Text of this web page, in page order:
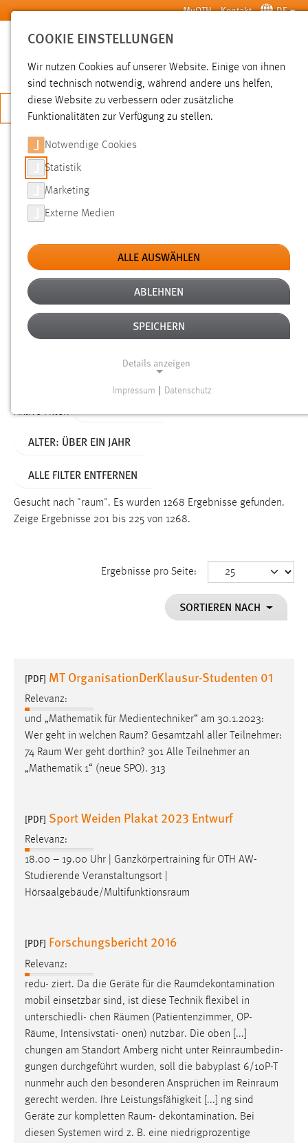
Zum Hauptinhalt springen MyOTH Kontakt DE
SUCHE
JETZT BEWERBEN
SUCHE
FILTER
Typ
Erstellungsdatum
Alter
Aktive Filter:
ALTER: ÜBER EIN JAHR
ALLE FILTER ENTFERNEN
Gesucht nach "raum". Es wurden 1268 Ergebnisse gefunden.
Zeige Ergebnisse 201 bis 225 von 1268.
Ergebnisse pro Seite:
SORTIEREN NACH
[PDF] MT OrganisationDerKlausur-Studenten 01
Relevanz:
und „Mathematik für Medientechniker“ am 30.1.2023:
Wer geht in welchen Raum? Gesamtzahl aller Teilnehmer:
74 Raum Wer geht dorthin? 301 Alle Teilnehmer an
„Mathematik 1“ (neue SPO). 313
[PDF] Sport Weiden Plakat 2023 Entwurf
Relevanz:
18.00 – 19.00 Uhr | Ganzkörpertraining für OTH AW-
Studierende Veranstaltungsort |
Hörsaalgebäude/Multifunktionsraum
[PDF] Forschungsbericht 2016
Relevanz:
redu- ziert. Da die Geräte für die Raumdekontamination
mobil einsetzbar sind, ist diese Technik flexibel in
unterschiedli- chen Räumen (Patientenzimmer, OP-
Räume, Intensivstati- onen) nutzbar. Die oben [...]
chungen am Standort Amberg nicht unter Reinraumbedin-
gungen durchgeführt wurden, soll die babyplast 6/10P-T
nunmehr auch den besonderen Ansprüchen im Reinraum
gerecht werden. Ihre Leistungsfähigkeit [...] ng sind
Geräte zur kompletten Raum- dekontamination. Bei
diesen Systemen wird z. B. eine niedrigprozentige
COOKIE EINSTELLUNGEN
Wir nutzen Cookies auf unserer Website. Einige von ihnen
sind technisch notwendig, während andere uns helfen,
diese Website zu verbessern oder zusätzliche
Funktionalitäten zur Verfügung zu stellen.
Notwendige Cookies
Statistik
Marketing
Externe Medien
ALLE AUSWÄHLEN
ABLEHNEN
SPEICHERN
Details anzeigen
Funktionen und sind für die einwandfreie Funktion der
Name:
Dieser Cookie speichert die ausgewählten Einverständnis-
Performance
Name:
staticfilecache
Zweck:
Für performante Seitenauslieferung wird in diesem Cookie
gespeichert, ob man eingeloggt ist.
Name:
site-language-preference
Zweck:
Das Cookie speichert die gewählte Sprache der Website.
Chat
Name:
MibewSessionID, MIBEW_UserID, mibew_locale, mibew-
chat-frame-style-5e9dbeb1811c0446
Zweck:
Wird benötigt um die Chatfunktion nutzen zu können.
Cookie Laufzeit:
5e9dbeb1811c0446 = Sitzungslaufzeit, mibew_locale = 3
Jahre, MIBEW_UserID = 1 Jahr
Impressum Datenschutz